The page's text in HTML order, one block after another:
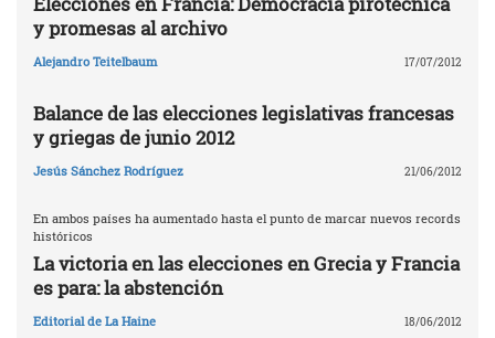
y promesas al archivo
Alejandro Teitelbaum 17/07/2012
Balance de las elecciones legislativas francesas
y griegas de junio 2012
Jesús Sánchez Rodríguez 21/06/2012
En ambos países ha aumentado hasta el punto de marcar nuevos records
históricos
La victoria en las elecciones en Grecia y Francia
es para: la abstención
Editorial de La Haine 18/06/2012